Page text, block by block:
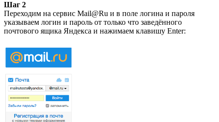
Шаг 2
Переходим на сервис Mail@Ru и в поле логина и пароля
указываем логин и пароль от только что заведённого
почтового ящика Яндекса и нажимаем клавишу Enter: